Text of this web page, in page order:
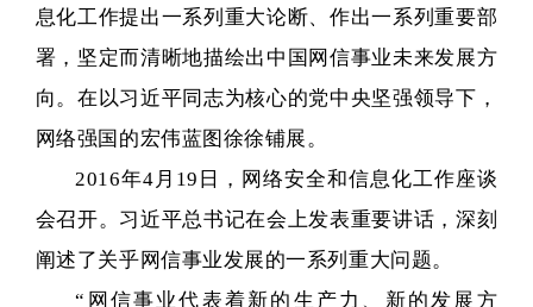
息化工作提出一系列重大论断、作出一系列重要部
署，坚定而清晰地描绘出中国网信事业未来发展方
向。在以习近平同志为核心的党中央坚强领导下，
网络强国的宏伟蓝图徐徐铺展。
2016年4月19日，网络安全和信息化工作座谈
会召开。习近平总书记在会上发表重要讲话，深刻
阐述了关乎网信事业发展的一系列重大问题。
“网信事业代表着新的生产力、新的发展方